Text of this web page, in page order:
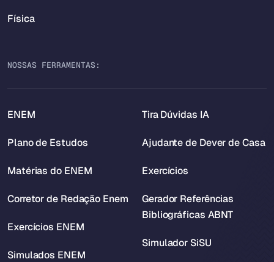
Física
NOSSAS FERRAMENTAS:
ENEM
Plano de Estudos
Matérias do ENEM
Corretor de Redação Enem
Exercícios ENEM
Simulados ENEM
Tira Dúvidas IA
Ajudante de Dever de Casa
Exercícios
Gerador Referências
Bibliográficas ABNT
Simulador SiSU